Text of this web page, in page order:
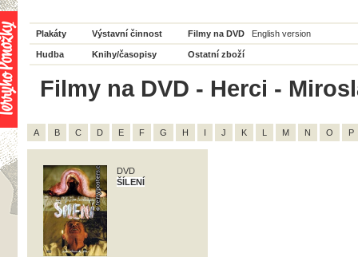
Plakáty Výstavní činnost Filmy na DVD English version
Hudba Knihy/časopisy Ostatní zboží
Filmy na DVD - Herci -
A B C D E F G H I J K L M N O P
DVD
ŠÍLENÍ